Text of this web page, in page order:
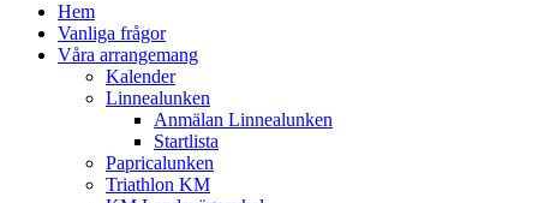
Hem
Vanliga frågor
Våra arrangemang
Kalender
Linnealunken
Anmälan Linnealunken
Startlista
Papricalunken
Triathlon KM